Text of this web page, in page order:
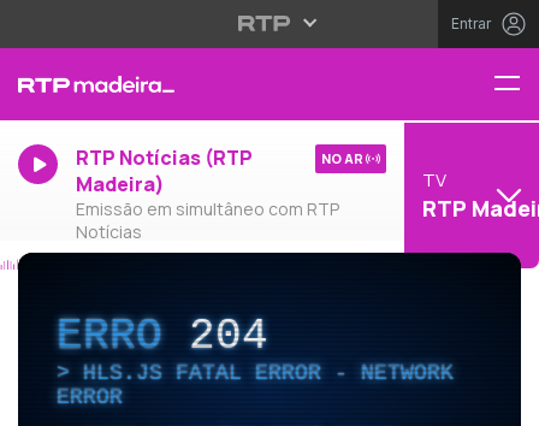
Entrar
RTP Notícias (RTP
Madeira)
Emissão em simultâneo com RTP
Notícias
NO AR
TV
RTP
ERRO204
HLS.JS FATAL ERROR - NETWORK
ERROR